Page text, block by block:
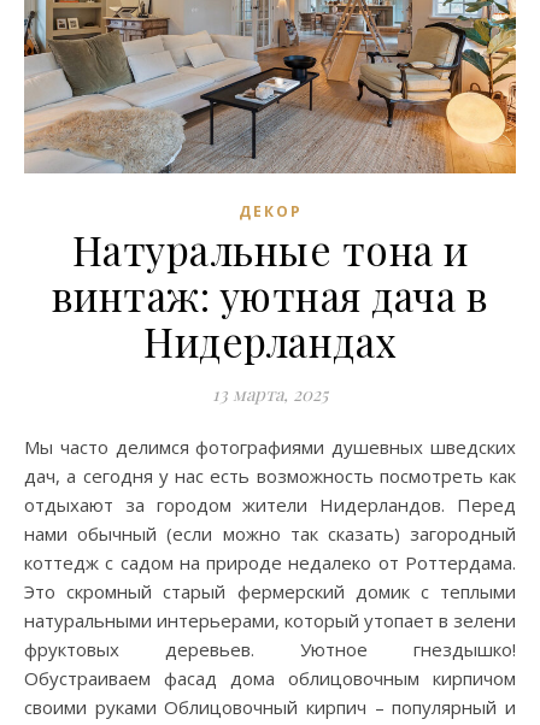
ДЕКОР
Натуральные тона и
винтаж: уютная дача в
Нидерландах
13 марта, 2025
Мы часто делимся фотографиями душевных шведских
дач, а сегодня у нас есть возможность посмотреть как
отдыхают за городом жители Нидерландов. Перед
нами обычный (если можно так сказать) загородный
коттедж с садом на природе недалеко от Роттердама.
Это скромный старый фермерский домик с теплыми
натуральными интерьерами, который утопает в зелени
фруктовых деревьев. Уютное гнездышко!
Обустраиваем фасад дома облицовочным кирпичом
своими руками Облицовочный кирпич – популярный и